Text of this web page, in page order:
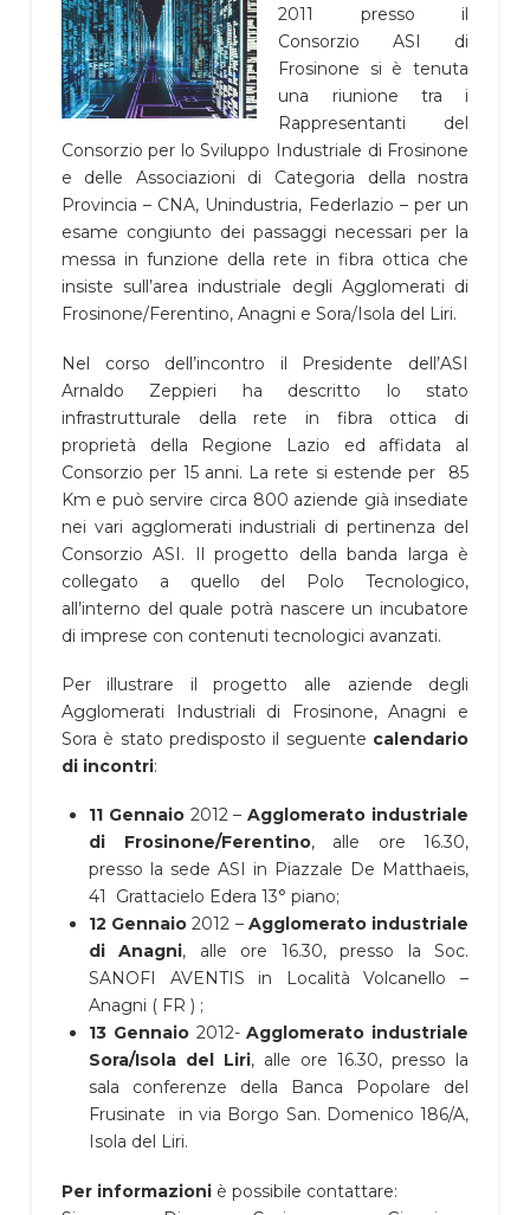
2011 presso il
Consorzio ASI di
Frosinone si è tenuta
una riunione tra i
Rappresentanti del
Consorzio per lo Sviluppo Industriale di Frosinone
e delle Associazioni di Categoria della nostra
Provincia – CNA, Unindustria, Federlazio – per un
esame congiunto dei passaggi necessari per la
messa in funzione della rete in fibra ottica che
insiste sull’area industriale degli Agglomerati di
Frosinone/Ferentino, Anagni e Sora/Isola del Liri.
Nel corso dell’incontro il Presidente dell’ASI
Arnaldo Zeppieri ha descritto lo stato
infrastrutturale della rete in fibra ottica di
proprietà della Regione Lazio ed affidata al
Consorzio per 15 anni. La rete si estende per 85
Km e può servire circa 800 aziende già insediate
nei vari agglomerati industriali di pertinenza del
Consorzio ASI. Il progetto della banda larga è
collegato a quello del Polo Tecnologico,
all’interno del quale potrà nascere un incubatore
di imprese con contenuti tecnologici avanzati.
Per illustrare il progetto alle aziende degli
Agglomerati Industriali di Frosinone, Anagni e
Sora è stato predisposto il seguente calendario
di incontri:
11 Gennaio2012 –Agglomerato industriale
di Frosinone/Ferentino, alle ore 16.30,
presso la sede ASI in Piazzale De Matthaeis,
41 Grattacielo Edera 13° piano;
12 Gennaio 2012 – Agglomerato industriale
di Anagni, alle ore 16.30, presso la Soc.
SANOFI AVENTIS in Località Volcanello –
Anagni ( FR ) ;
13 Gennaio2012-Agglomerato industriale
Sora/Isola del Liri, alle ore 16.30, presso la
sala conferenze della Banca Popolare del
Frusinate in via Borgo San. Domenico 186/A,
Isola del Liri.
Per informazioni è possibile contattare: